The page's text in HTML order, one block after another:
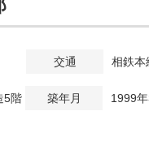
交通 相鉄本
5階 築年月 1999年